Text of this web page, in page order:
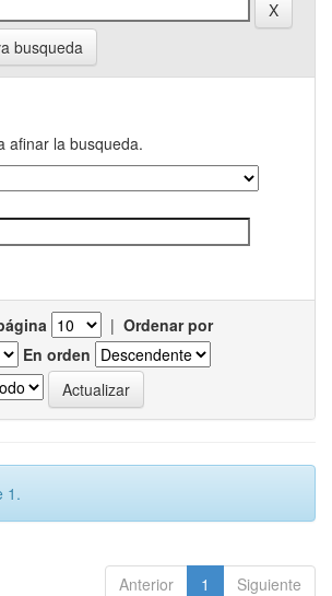
busqueda
afinar la busqueda.
| Ordenar por
En orden
1.
Anterior 1 Siguiente